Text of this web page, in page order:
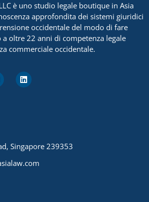
è uno studio legale boutique in Asia
approfondita dei sistemi giuridici
occidentale del modo di fare
oltre 22 anni di competenza legale
commerciale occidentale.
Singapore 239353